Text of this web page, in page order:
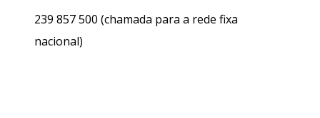
239 857 500 (chamada para a rede fixa
nacional)